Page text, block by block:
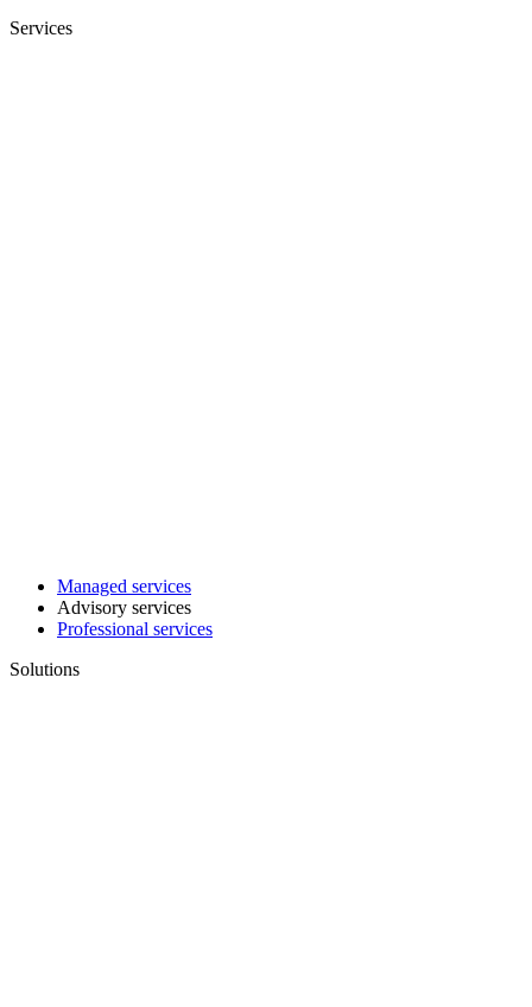
Services
Managed services
Advisory services
Professional services
Solutions